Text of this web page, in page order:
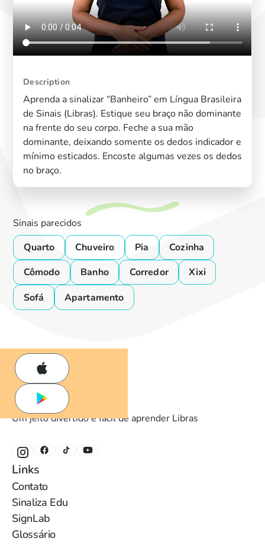
Description
Aprenda a sinalizar “Banheiro” em Língua Brasileira
de Sinais (Libras). Estique seu braço não dominante
na frente do seu corpo. Feche a sua mão
dominante, deixando somente os dedos indicador e
mínimo esticados. Encoste algumas vezes os dedos
no braço.
Sinais parecidos
Quarto
Chuveiro Pia
Cozinha
Cômodo
Banho Corredor
Xixi
Sofá
Apartamento
Um jeito divertido e fácil de aprender Libras
Links
Contato
Sinaliza Edu
SignLab
Glossário